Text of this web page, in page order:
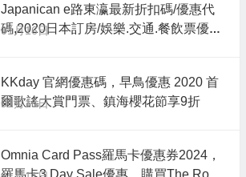
Japanican e路東瀛最新折扣碼/優惠代
碼,2020日本訂房/娛樂.交通.餐飲票優惠
01月16日
KKday 官網優惠碼，早鳥優惠 2020 首
爾歌謠大賞門票、鎮海櫻花節享9折
01月16日
Omnia Card Pass羅馬卡優惠券2024，
羅馬卡3 Day Sale優惠，購買The Rom